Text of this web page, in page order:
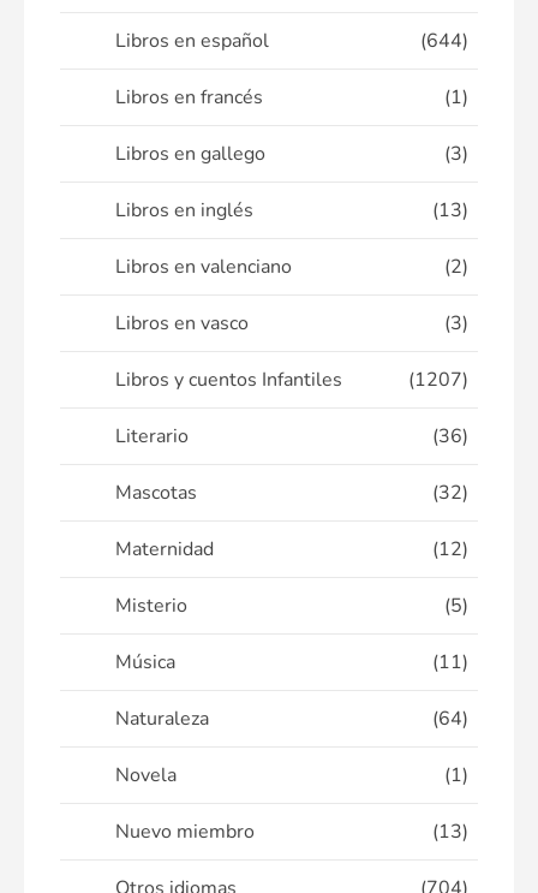
Libros en español (644)
Libros en francés (1)
Libros en gallego (3)
Libros en inglés (13)
Libros en valenciano (2)
Libros en vasco (3)
Libros y cuentos Infantiles (1207)
Literario (36)
Mascotas (32)
Maternidad (12)
Misterio (5)
Música (11)
Naturaleza (64)
Novela (1)
Nuevo miembro (13)